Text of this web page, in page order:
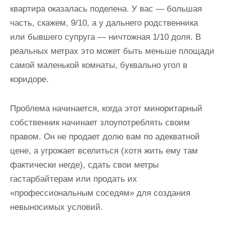
квартира оказалась поделена. У вас — большая
часть, скажем, 9/10, а у дальнего родственника
или бывшего супруга — ничтожная 1/10 доля. В
реальных метрах это может быть меньше площади
самой маленькой комнаты, буквально угол в
коридоре.
Проблема начинается, когда этот миноритарный
собственник начинает злоупотреблять своим
правом. Он не продает долю вам по адекватной
цене, а угрожает вселиться (хотя жить ему там
фактически негде), сдать свои метры
гастарбайтерам или продать их
«профессиональным соседям» для создания
невыносимых условий.